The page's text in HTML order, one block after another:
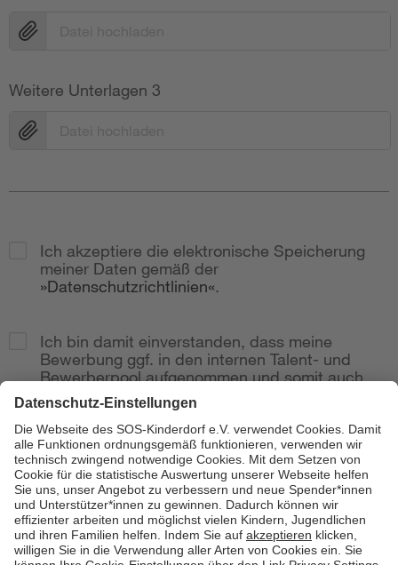
Weitere Unterlagen 3
Ich akzeptiere die elektronische Speicherung
meiner Daten gemäß der
Datenschutzrichtlinien .
Ich bin damit einverstanden, dass meine
Bewerbung ggf. in den internen Talent- und
Bewerberpool aufgenommen und somit auch
bei weitere Stellenausschreibungen
berücksichtig wird.
Zur Anzeige
Senden